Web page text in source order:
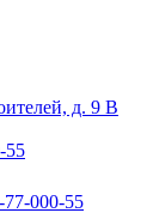
д. 9 В
55
000-55